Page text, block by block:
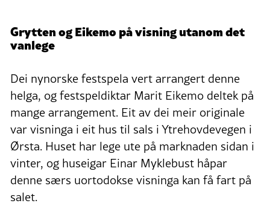
Grytten og Eikemo på visning utanom det
vanlege
Dei nynorske festspela vert arrangert denne
helga, og festspeldiktar Marit Eikemo deltek på
mange arrangement. Eit av dei meir originale
var visninga i eit hus til sals i Ytrehovdevegen i
Ørsta. Huset har lege ute på marknaden sidan i
vinter, og huseigar Einar Myklebust håpar
denne særs uortodokse visninga kan få fart på
salet.